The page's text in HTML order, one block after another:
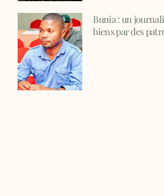
Bunia : un
biens par des